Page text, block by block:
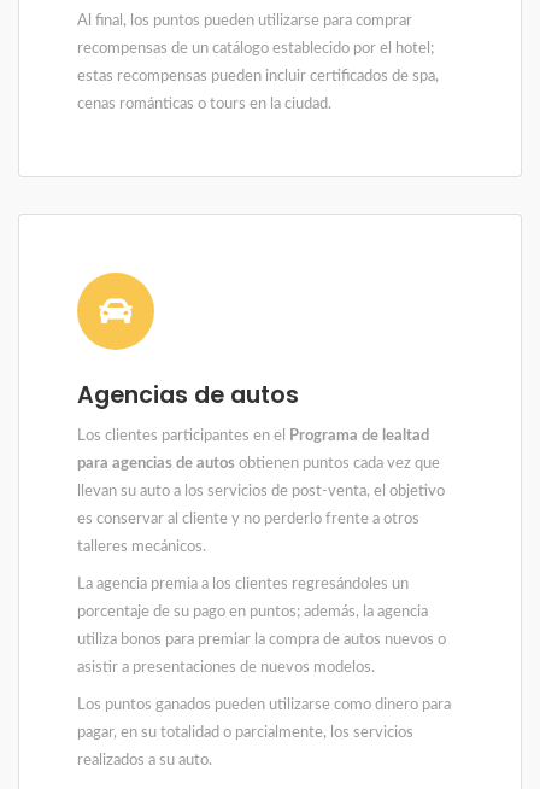
Al final, los puntos pueden utilizarse para comprar
recompensas de un catálogo establecido por el hotel;
estas recompensas pueden incluir certificados de spa,
cenas románticas o tours en la ciudad.
Agencias de autos
Los clientes participantes en el
Programa de lealtad
para agencias de autos obtienen puntos cada vez que
llevan su auto a los servicios de post-venta, el objetivo
es conservar al cliente y no perderlo frente a otros
talleres mecánicos.
La agencia premia a los clientes regresándoles un
porcentaje de su pago en puntos; además, la agencia
utiliza bonos para premiar la compra de autos nuevos o
asistir a presentaciones de nuevos modelos.
Los puntos ganados pueden utilizarse como dinero para
pagar, en su totalidad o parcialmente, los servicios
realizados a su auto.